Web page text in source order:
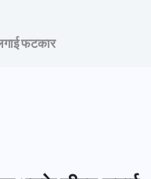
फटकार